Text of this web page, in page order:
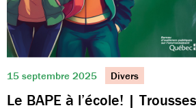
15 septembre 2025 Divers
Le BAPE à l’école! |